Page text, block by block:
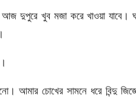
আজ দুপুরে খুব মজা করে খাওয়া যাবে।
আমার চোখের সামনে ধরে বিন্দু